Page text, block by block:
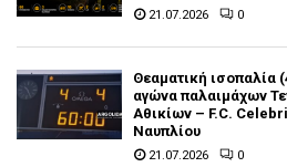
21.07.2026 0
Θεαματική ισοπαλία
αγώνα παλαιμάχων
Αθικίων – F.C.
Ναυπλίου
21.07.2026 0